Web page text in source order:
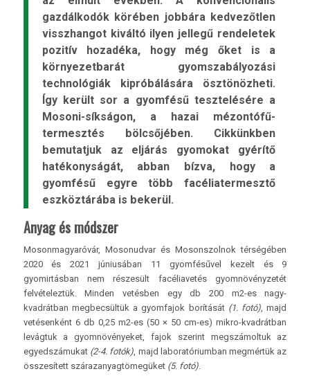
gazdálkodók körében jobbára kedvezőtlen
visszhangot kiváltó ilyen jellegű rendeletek
pozitív hozadéka, hogy még őket is a
környezetbarát gyomszabályozási
technológiák kipróbálására ösztönözheti.
Így került sor a gyomfésű tesztelésére a
Mosoni-síkságon, a hazai mézontófű­
termesztés bölcsőjében. Cikkünkben
bemutatjuk az eljárás gyomokat gyérítő
hatékonyságát, abban bízva, hogy a
gyomfésű egyre több facéliatermesztő
eszköztárába is bekerül.
Anyag és módszer
Mosonmagyaróvár, Mosonudvar és Mosonszolnok térségében
2020 és 2021 júniusában 11 gyomfésűvel kezelt és 9
gyomirtásban nem részesült facéliavetés gyomnövényzetét
felvételeztük. Minden vetésben egy db 200 m2-es nagy-
kvadrátban megbecsültük a gyomfajok borítását(1. fotó) , majd
vetésenként 6 db 0,25 m2-es (50 × 50 cm-es) mikro-kvadrátban
levágtuk a gyomnövényeket, fajok szerint megszámoltuk az
egyedszámukat(2-4. fotók) , majd laboratóriumban megmértük az
összesített szárazanyagtömegüket (5. fotó).